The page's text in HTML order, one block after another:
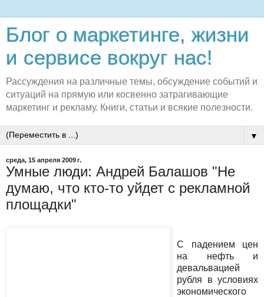
Блог о маркетинге, жизни
и сервисе вокруг нас!
Рассуждения на различные темы, обсуждение событий и
ситуаций на прямую или косвенно затрагивающие
маркетинг и рекламу. Книги, статьи и всякие полезности.
▼
среда, 15 апреля 2009 г.
Умные люди: Андрей Балашов "Не
думаю, что кто-то уйдет с рекламной
площадки"
С падением цен
на нефть и
девальвацией
рубля в условиях
экономического